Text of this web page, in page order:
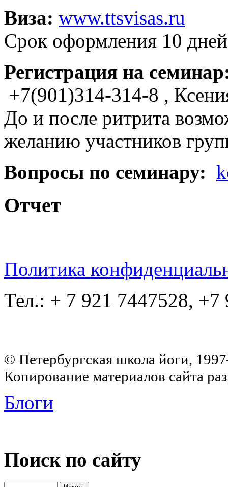
Виза: www.ttsvisas.ru
Срок оформления 10
Регистрация на
+7(901)314-314-8 ,
До и после ритрита
желанию участников
Вопросы по семинару:
Отчет
Политика
Тел.: + 7 921 7447528, +7
© Петербургская школа йоги,
Копирование материалов сайта
Блоги
Поиск по сайту